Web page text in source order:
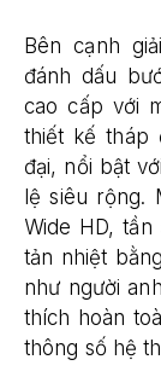
Bên cạnh
đánh dấu
cao cấp với
thiết kế tháp
đại, nổi bật
lệ siêu rộng.
Wide HD,
tản nhiệt
như người
thích hoàn
thông số hệ